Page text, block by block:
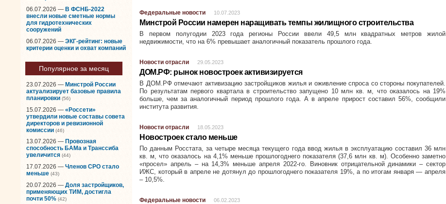
06.07.2026 — В ФСНБ-2022
внесли новые сметные нормы
для гидротехнических
сооружений
06.07.2026 — ЭКГ-рейтинг: новые
критерии оценки и охват компаний
Популярное за месяц
23.07.2026 — Минстрой России
актуализирует базовые правила
планировки (56)
15.07.2026 — «Россети»
утвердили новые составы совета
директоров и ревизионной
комиссии (46)
13.07.2026 — Провозная
способность БАМа и Транссиба
увеличится (44)
17.07.2026 — Членов СРО стало
меньше (43)
20.07.2026 — Доля застройщиков,
применяющих ТИМ, достигла
почти 50% (42)
Федеральные новости 10.07.2023
Минстрой России намерен наращивать темпы жилищного строительства
В первом полугодии 2023 года регионы России ввели 49,5 млн квадратных метров жилой
недвижимости, что на 6% превышает аналогичный показатель прошлого года.
Новости отрасли 29.05.2023
ДОМ.РФ: рынок новостроек активизируется
В ДОМ.РФ отмечают активизацию застройщиков жилья и оживление спроса со стороны покупателей.
По результатам первого квартала в строительство запущено 10 млн кв. м, что оказалось на 19%
больше, чем за аналогичный период прошлого года. А в апреле прирост составил 56%, сообщили
института развития.
Новости отрасли 18.05.2023
Новостроек стало меньше
По данным Росстата, за четыре месяца текущего года ввод жилья в эксплуатацию составил 36 млн
кв. м, что оказалось на 4,1% меньше прошлогоднего показателя (37,6 млн кв. м). Особенно заметно
«просел» апрель – на 14,3% меньше апреля 2022-го. Виновник отрицательной динамики – сектор
ИЖС, который в апреле не дотянул до прошлогоднего показателя 19%, а по итогам января — апреля
– 10,5%.
Федеральные новости 06.02.2023